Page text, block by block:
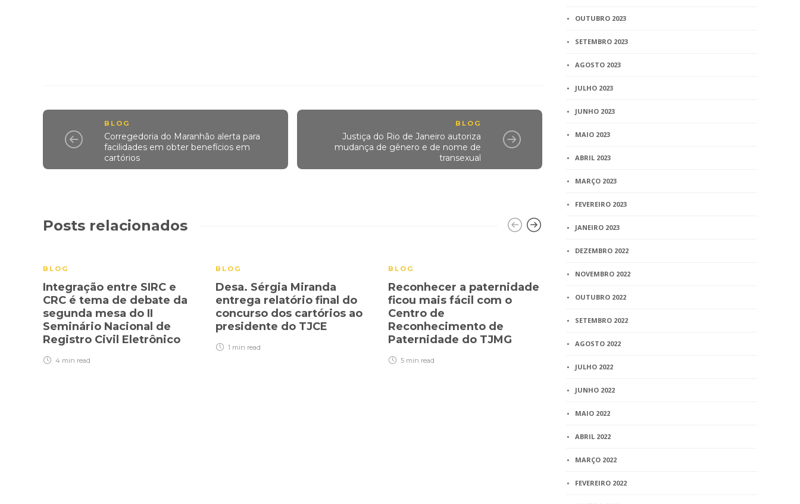
BLOG
Corregedoria do Maranhão alerta para
facilidades em obter benefícios em
cartórios
BLOG
Justiça do Rio de Janeiro autoriza
mudança de gênero e de nome de
transexual
Posts relacionados
BLOG
Integração entre SIRC e
CRC é tema de debate da
segunda mesa do II
Seminário Nacional de
Registro Civil Eletrônico
4 min read
BLOG
Desa. Sérgia Miranda
entrega relatório final do
concurso dos cartórios ao
presidente do TJCE
1 min read
BLOG
Reconhecer a paternidade
ficou mais fácil com o
Centro de
Reconhecimento de
Paternidade do TJMG
5 min read
120 dias para adotar a
OUTUBRO 2023
SETEMBRO 2023
AGOSTO 2023
JULHO 2023
JUNHO 2023
MAIO 2023
ABRIL 2023
MARÇO 2023
FEVEREIRO 2023
JANEIRO 2023
DEZEMBRO 2022
NOVEMBRO 2022
OUTUBRO 2022
SETEMBRO 2022
AGOSTO 2022
JULHO 2022
JUNHO 2022
MAIO 2022
ABRIL 2022
MARÇO 2022
FEVEREIRO 2022